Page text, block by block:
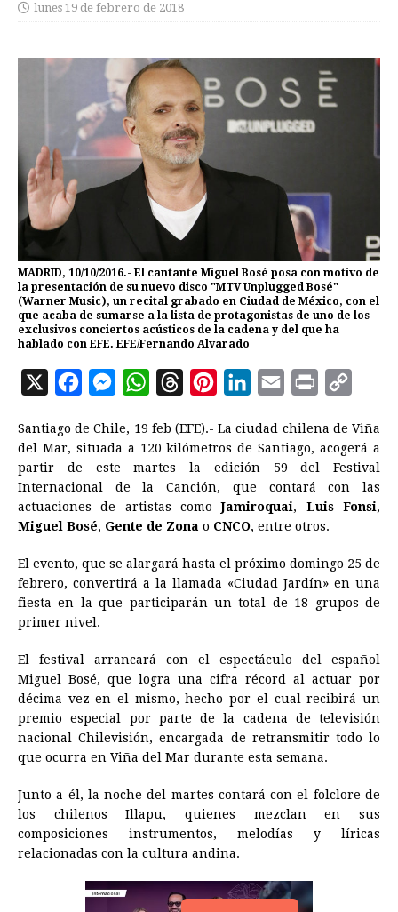
lunes 19 de febrero de 2018
MADRID, 10/10/2016.- El cantante Miguel Bosé posa con motivo de
la presentación de su nuevo disco "MTV Unplugged Bosé"
(Warner Music), un recital grabado en Ciudad de México, con el
que acaba de sumarse a la lista de protagonistas de uno de los
exclusivos conciertos acústicos de la cadena y del que ha
hablado con EFE. EFE/Fernando Alvarado
X
c
b
o
k
M
s
s
e
e
W
a
t
s
A
p
r
e
a
d
n
t
e
r
s
n
k
e
d
n
a
i
l
i
n
p
y
i
k
Santiago de Chile, 19 feb (EFE).- La ciudad chilena de Viña
del Mar, situada a 120 kilómetros de Santiago, acogerá a
partir de este martes la edición 59 del Festival
Internacional de la Canción, que contará con las
actuaciones de artistas comoJamiroquai, Luis Fonsi,
Miguel Bosé, Gente de Zona o CNCO, entre otros.
El evento, que se alargará hasta el próximo domingo 25 de
febrero, convertirá a la llamada «Ciudad Jardín» en una
fiesta en la que participarán un total de 18 grupos de
primer nivel.
El festival arrancará con el espectáculo del español
Miguel Bosé, que logra una cifra récord al actuar por
décima vez en el mismo, hecho por el cual recibirá un
premio especial por parte de la cadena de televisión
nacional Chilevisión, encargada de retransmitir todo lo
que ocurra en Viña del Mar durante esta semana.
Junto a él, la noche del martes contará con el folclore de
los chilenos Illapu, quienes mezclan en sus
composiciones instrumentos, melodías y líricas
relacionadas con la cultura andina.